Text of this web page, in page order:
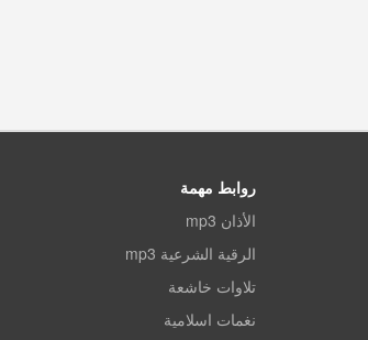
روابط مهمة
الأذان mp3
الرقية الشرعية mp3
تلاوات خاشعة
نغمات اسلامية